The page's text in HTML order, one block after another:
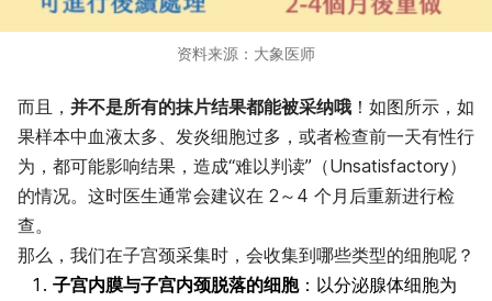
资料来源：大象医师
而且， 并不是所有的抹片结果都能被采纳哦 ！如图所示，如
果样本中血液太多、发炎细胞过多，或者检查前一天有性行
为，都可能影响结果，造成“难以判读”（Unsatisfactory）
的情况。这时医生通常会建议在 2～4 个月后重新进行检
查。
那么，我们在子宫颈采集时，会收集到哪些类型的细胞呢？
子宫内膜与子宫内颈脱落的细胞：以分泌腺体细胞为